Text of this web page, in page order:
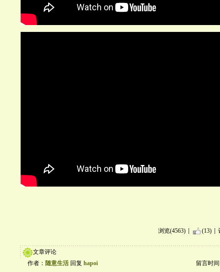
浏览(4563) (13)
文章评论
作者： 随意生活 回复 hapoi 留言时间